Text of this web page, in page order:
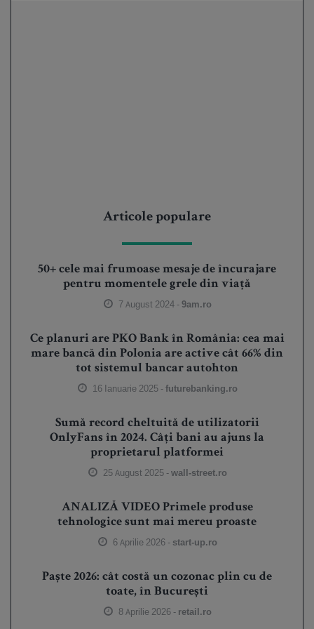
Articole populare
50+ cele mai frumoase mesaje de încurajare
pentru momentele grele din viață
7 August 2024 -9am.ro
Ce planuri are PKO Bank în România: cea mai
mare bancă din Polonia are active cât 66% din
tot sistemul bancar autohton
16 Ianuarie 2025 -futurebanking.ro
Sumă record cheltuită de utilizatorii
OnlyFans în 2024. Câți bani au ajuns la
proprietarul platformei
25 August 2025 -wall-street.ro
ANALIZĂ VIDEO Primele produse
tehnologice sunt mai mereu proaste
6 Aprilie 2026 - start-up.ro
Paște 2026: cât costă un cozonac plin cu de
toate, în București
8 Aprilie 2026 - retail.ro